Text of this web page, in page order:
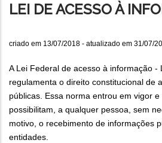
LEI DE ACESSO À
criado em 13/07/2018 - atualizado em 31/07/
A Lei Federal de acesso à informação -
regulamenta o direito constitucional de
públicas. Essa norma entrou em vigor
possibilitam, a qualquer pessoa, sem
motivo, o recebimento de informações
entidades.